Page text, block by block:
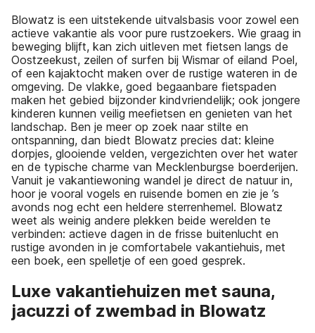
Blowatz is een uitstekende uitvalsbasis voor zowel een
actieve vakantie als voor pure rustzoekers. Wie graag in
beweging blijft, kan zich uitleven met fietsen langs de
Oostzeekust, zeilen of surfen bij Wismar of eiland Poel,
of een kajaktocht maken over de rustige wateren in de
omgeving. De vlakke, goed begaanbare fietspaden
maken het gebied bijzonder kindvriendelijk; ook jongere
kinderen kunnen veilig meefietsen en genieten van het
landschap. Ben je meer op zoek naar stilte en
ontspanning, dan biedt Blowatz precies dat: kleine
dorpjes, glooiende velden, vergezichten over het water
en de typische charme van Mecklenburgse boerderijen.
Vanuit je vakantiewoning wandel je direct de natuur in,
hoor je vooral vogels en ruisende bomen en zie je ’s
avonds nog echt een heldere sterrenhemel. Blowatz
weet als weinig andere plekken beide werelden te
verbinden: actieve dagen in de frisse buitenlucht en
rustige avonden in je comfortabele vakantiehuis, met
een boek, een spelletje of een goed gesprek.
Luxe vakantiehuizen met sauna,
jacuzzi of zwembad in Blowatz